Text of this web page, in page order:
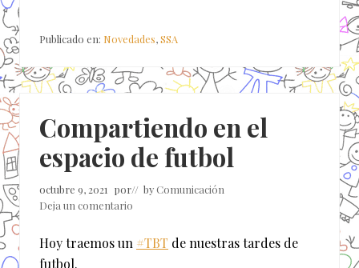
Publicado en: Novedades,SSA
Compartiendo en el
espacio de futbol
octubre 9, 2021 por// byComunicación
Deja un comentario
Hoy traemos un #TBT de nuestras tardes de
futbol.